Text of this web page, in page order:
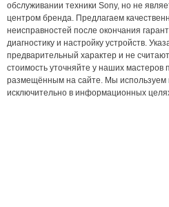
обслуживании техники Sony, но не
центром бренда. Предлагаем
неисправностей после окончания
диагностику и настройку устройств.
предварительный характер и не
стоимость уточняйте у наших
размещённым на сайте. Мы используем
исключительно в информационных